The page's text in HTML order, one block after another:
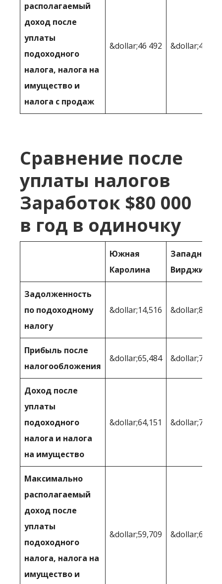
располагаемый
доход после
уплаты
подоходного
налога, налога на
имущество и
налога с продаж
&dollar;46 492
Сравнение после
уплаты налогов
Заработок $80 000
в год в одиночку
Южная
Каролина
Западная
Вирджиния
Задолженность
по подоходному
налогу
&dollar;14,516 &dollar;8,623
Прибыль после
налогообложения
&dollar;65,484
Доход после
уплаты
подоходного
налога и налога
на имущество
&dollar;64,151
Максимально
располагаемый
доход после
уплаты
подоходного
налога, налога на
имущество и
&dollar;59,709 &dollar;66